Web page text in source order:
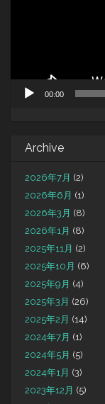
00:00
Archive
2026年7月 (2)
2026年6月 (1)
2026年3月 (8)
2026年1月 (8)
2025年11月 (2)
2025年10月 (6)
2025年9月 (4)
2025年3月 (26)
2025年2月 (14)
2024年7月 (1)
2024年5月 (5)
2024年1月 (3)
2023年12月 (5)